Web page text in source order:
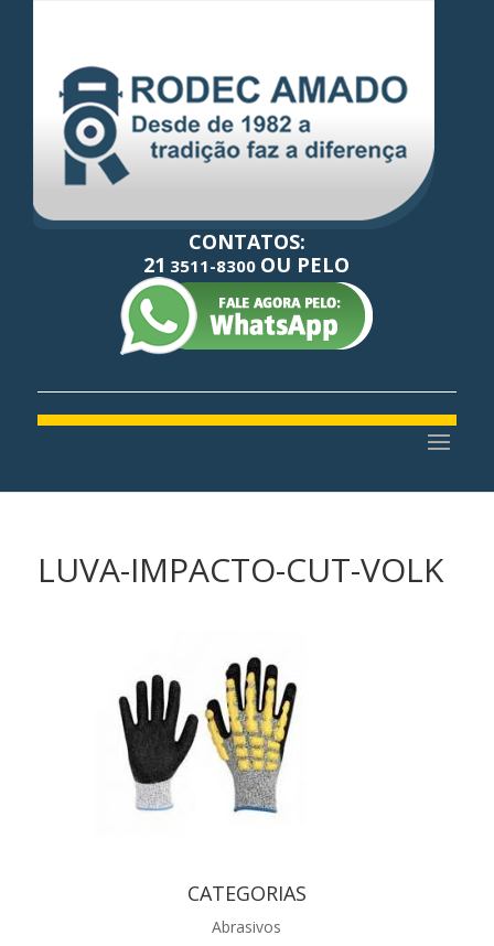
CONTATOS:
21 3511-8300 OU PELO
LUVA-IMPACTO-CUT-VOLK
CATEGORIAS
Abrasivos